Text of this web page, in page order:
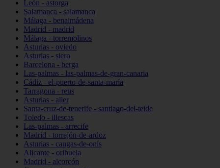
León - astorga
Salamanca - salamanca
Málaga - benalmádena
Madrid - madrid
Málaga - torremolinos
Asturias - oviedo
Asturias - siero
Barcelona - berga
Las-palmas - las-palmas-de-gran-canaria
Cádiz - el-puerto-de-santa-maría
Tarragona - reus
Asturias - aller
Santa-cruz-de-tenerife - santiago-del-teide
Toledo - illescas
Las-palmas - arrecife
Madrid - torrejón-de-ardoz
Asturias - cangas-de-onís
Alicante - orihuela
Madrid - alcorcón